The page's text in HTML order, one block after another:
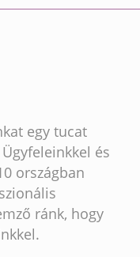
egy tucat
és
országban
ránk, hogy